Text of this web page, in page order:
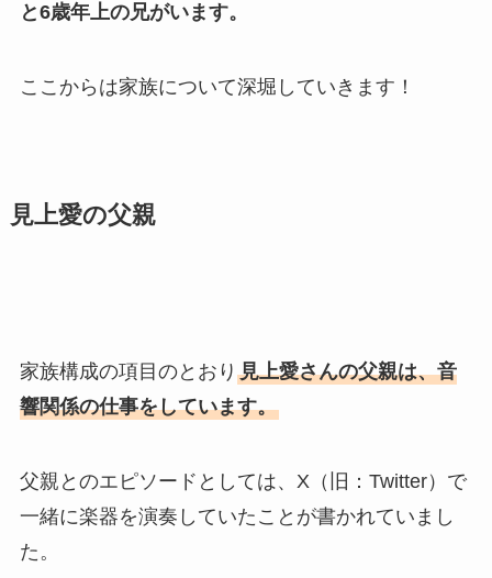
と6歳年上の兄がいます。
ここからは家族について深堀していきます！
見上愛の父親
家族構成の項目のとおり 見上愛さんの父親は、音
響関係の仕事をしています。
父親とのエピソードとしては、X（旧：Twitter）で
一緒に楽器を演奏していたことが書かれていまし
た。